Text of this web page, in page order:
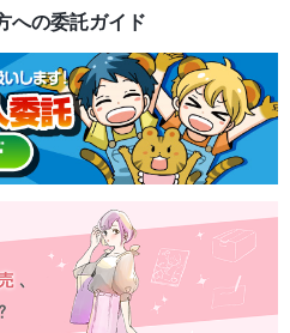
への委託ガイド